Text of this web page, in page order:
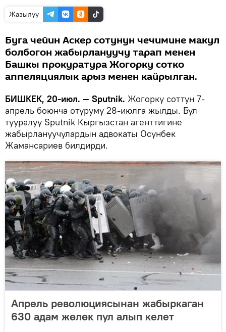
Жазылуу
Буга чейин Аскер сотунун чечимине макул
болбогон жабырлануучу тарап менен
Башкы прокуратура Жогорку сотко
аппеляциялык арыз менен кайрылган.
БИШКЕК, 20-июл. — Sputnik. Жогорку соттун 7-
апрель боюнча отуруму 28-июлга жылды. Бул
тууралуу Sputnik Кыргызстан агенттигине
жабырлануучулардын адвокаты Осунбек
Жамансариев билдирди.
Апрель революциясынан жабыркаган
630 адам жөлөк пул алып келет